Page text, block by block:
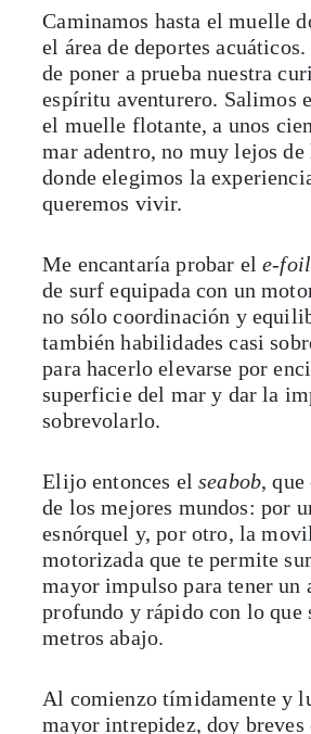
Caminamos hasta el muelle
el área de deportes
de poner a prueba nuestra
espíritu aventurero. Salimos
el muelle flotante, a unos
mar adentro, no muy lejos de
donde elegimos la
queremos vivir.
Me encantaría probar ele-
de surf equipada con un
no sólo coordinación y
también habilidades casi
para hacerlo elevarse por
superficie del mar y dar la
sobrevolarlo.
Elijo entonces elseabob, que
de los mejores mundos: por
esnórquel y, por otro, la
motorizada que te permite
mayor impulso para tener un
profundo y rápido con lo que
metros abajo.
Al comienzo tímidamente y
mayor intrepidez, doy breves